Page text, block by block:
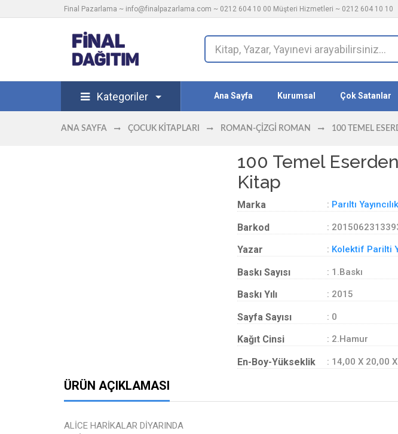
Final Pazarlama ~ info@finalpazarlama.com ~ 0212 604 10 00 Müşteri Hizmetleri ~ 0212 604 10 10
Kategoriler Ana Sayfa Kurumsal Çok Satanlar
ANA SAYFA ÇOCUK KITAPLARI ROMAN-ÇIZGI ROMAN 100 TEMEL
100 Temel
Kitap
Marka : Parıltı Yayıncılık
Barkod :
Yazar : Kolektif Parilti
Baskı Sayısı : 1.Baskı
Baskı Yılı : 2015
Sayfa Sayısı : 0
Kağıt Cinsi : 2.Hamur
En-Boy-Yükseklik : 14,00 X 20,00
ÜRÜN AÇIKLAMASI
ALİCE HARİKALAR DİYARINDA